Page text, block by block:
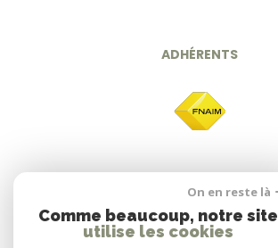
ADHÉRENTS
On en reste là
Comme beaucoup, notre site
utilise les cookies